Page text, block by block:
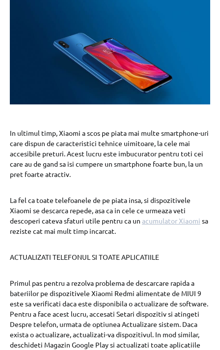
In ultimul timp, Xiaomi a scos pe piata mai multe smartphone-uri
care dispun de caracteristici tehnice uimitoare, la cele mai
accesibile preturi. Acest lucru este imbucurator pentru toti cei
care au de gand sa isi cumpere un smartphone foarte bun, la un
pret foarte atractiv.
La fel ca toate telefoanele de pe piata insa, si dispozitivele
Xiaomi se descarca repede, asa ca in cele ce urmeaza veti
descoperi cateva sfaturi utile pentru ca un acumulator Xiaomi sa
reziste cat mai mult timp incarcat.
ACTUALIZATI TELEFONUL SI TOATE APLICATIILE
Primul pas pentru a rezolva problema de descarcare rapida a
bateriilor pe dispozitivele Xiaomi Redmi alimentate de MIUI 9
este sa verificati daca este disponibila o actualizare de software.
Pentru a face acest lucru, accesati Setari dispozitiv si atingeti
Despre telefon, urmata de optiunea Actualizare sistem. Daca
exista o actualizare, actualizati-va dispozitivul. In mod similar,
deschideti Magazin Google Play si actualizati toate aplicatiile